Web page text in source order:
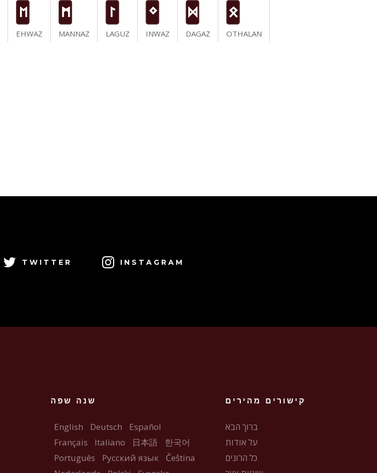
E
EHWAZ
M
MANNAZ
L
LAGUZ
N
INWAZ
D
DAGAZ
O
OTHALAN
TWITTER INSTAGRAM
שנה שפה
English Deutsch
Español
Français
Italiano 日本語
한국어
Português
Русский язык
Čeština
קישורים מהירים
ברוך הבא
על אודות
כל הרונים